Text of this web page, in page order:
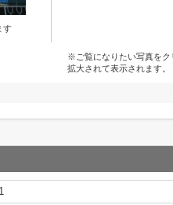
す
※ご覧になりたい写真をク
拡大されて表示されます。